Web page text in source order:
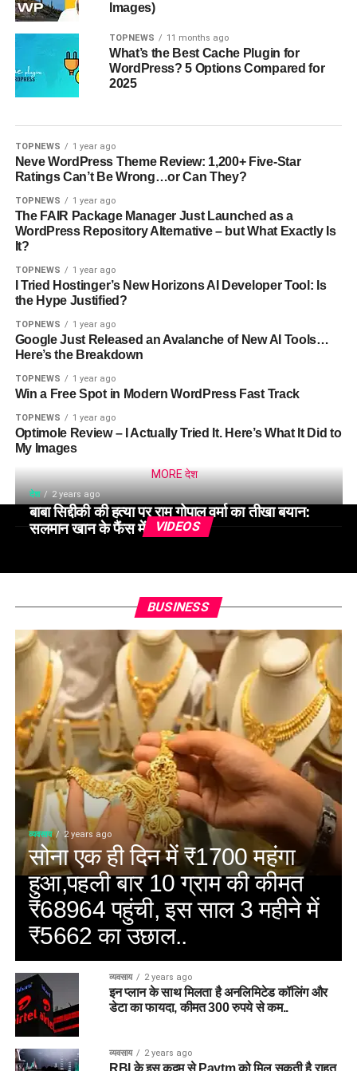
Images)
TOPNEWS 11 months ago
What’s the Best Cache Plugin for
WordPress? 5 Options Compared for
2025
TOPNEWS 1 year ago
Neve WordPress Theme Review: 1,200+ Five-Star
Ratings Can’t Be Wrong…or Can They?
TOPNEWS 1 year ago
The FAIR Package Manager Just Launched as a
WordPress Repository Alternative – but What Exactly Is
It?
TOPNEWS 1 year ago
I Tried Hostinger’s New Horizons AI Developer Tool: Is
the Hype Justified?
TOPNEWS 1 year ago
Google Just Released an Avalanche of New AI Tools…
Here’s the Breakdown
TOPNEWS 1 year ago
Win a Free Spot in Modern WordPress Fast Track
TOPNEWS 1 year ago
Optimole Review – I Actually Tried It. Here’s What It Did to
My Images
MORE देश
VIDEOS
देश 2 years ago
बाबा सिद्दीकी की हत्या पर राम गोपाल वर्मा का तीखा बयान:
सलमान खान के फैंस में बढ़ी चिंता
BUSINESS
व्यवसाय 2 years ago
सोना एक ही दिन में ₹1700 महंगा
हुआ,पहली बार 10 ग्राम की कीमत
₹68964 पहुंची, इस साल 3 महीने में
₹5662 का उछाल..
व्यवसाय 2 years ago
इन प्लान के साथ मिलता है अनलिमिटेड कॉलिंग और
डेटा का फायदा, कीमत 300 रुपये से कम..
व्यवसाय 2 years ago
RBI के इस कदम से Paytm को मिल सकती है राहत,